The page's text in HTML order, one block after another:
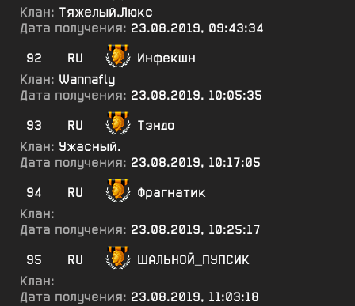
Клан: Тяжелый.Люкс
Дата получения: 23.08.2019, 09:43:34
92
RU
Инфекшн
Клан: Wannafly
Дата получения: 23.08.2019, 10:05:35
93
RU
Тэндо
Клан: Ужасный.
Дата получения: 23.08.2019, 10:17:05
94
RU
Фрагнатик
Клан:
Дата получения: 23.08.2019, 10:25:17
95
RU
ШАЛЬНОЙ_ПУПСИК
Клан:
Дата получения: 23.08.2019, 11:03:18